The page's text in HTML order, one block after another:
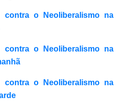
contra o Neoliberalismo na
contra o Neoliberalismo na
contra o Neoliberalismo na